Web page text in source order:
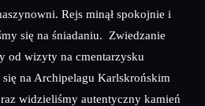
Rejs minął spokojnie i
się na śniadaniu. Zwiedzanie
od wizyty na cmentarzysku
na Archipelagu Karlskrońskim
widzieliśmy autentyczny kamień